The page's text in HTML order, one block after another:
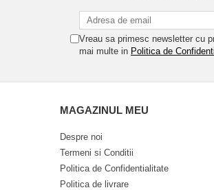
Vreau sa primesc newsletter cu
mai multe in Politica de
MAGAZINUL MEU
Despre noi
Termeni si Conditii
Politica de Confidentialitate
Politica de livrare